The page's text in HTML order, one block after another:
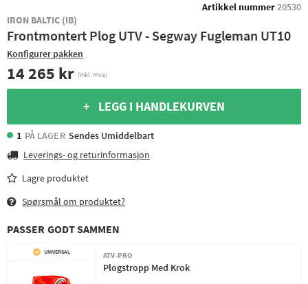
Artikkel nummer20530
IRON BALTIC (IB)
Frontmontert Plog UTV - Segway Fugleman UT10
Konfigurer pakken
14 265 kr (inkl. mva)
+ LEGG I HANDLEKURVEN
1 PÅ LAGER Sendes Umiddelbart
Leverings- og returinformasjon
Lagre produktet
Spørsmål om produktet?
PASSER GODT SAMMEN
UNIVERSAL ATV-PRO
Plogstropp Med Krok